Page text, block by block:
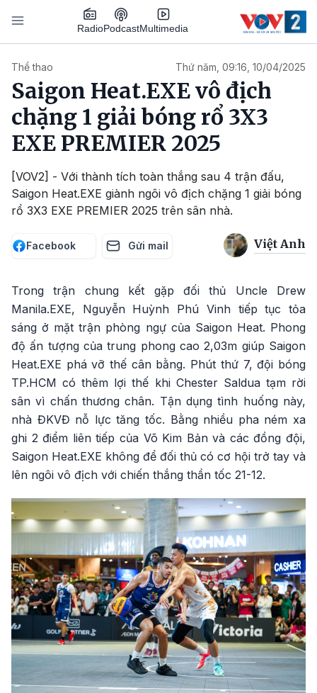
Nhảy đến nội dung
RadioPodcastMultimedia
Thể thao Thứ năm, 09:16, 10/04/2025
Saigon Heat.EXE vô địch
chặng 1 giải bóng rổ 3X3
EXE PREMIER 2025
[VOV2] - Với thành tích toàn thắng sau 4 trận đấu,
Saigon Heat.EXE giành ngôi vô địch chặng 1 giải bóng
rổ 3X3 EXE PREMIER 2025 trên sân nhà.
Facebook Gửi mail Việt Anh
Trong trận chung kết gặp đối thủ Uncle Drew
Manila.EXE, Nguyễn Huỳnh Phú Vinh tiếp tục tỏa
sáng ở mặt trận phòng ngự của Saigon Heat. Phong
độ ấn tượng của trung phong cao 2,03m giúp Saigon
Heat.EXE phá vỡ thế cân bằng. Phút thứ 7, đội bóng
TP.HCM có thêm lợi thế khi Chester Saldua tạm rời
sân vì chấn thương chân. Tận dụng tình huống này,
nhà ĐKVĐ nỗ lực tăng tốc. Bằng nhiều pha ném xa
ghi 2 điểm liên tiếp của Võ Kim Bản và các đồng đội,
Saigon Heat.EXE không để đối thủ có cơ hội trở tay và
lên ngôi vô địch với chiến thắng thần tốc 21-12.